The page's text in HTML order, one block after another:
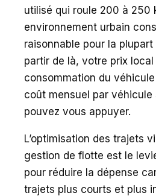
utilisé qui roule 200 à 250
environnement urbain
raisonnable pour la
partir de là, votre prix
consommation du
coût mensuel par véhicule
pouvez vous appuyer.
L’optimisation des trajets
gestion de flotte est le
pour réduire la dépense
trajets plus courts et plus